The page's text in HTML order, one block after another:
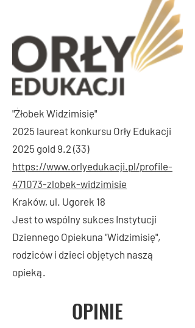
"Żłobek Widzimisię"
2025 laureat konkursu Orły Edukacji
2025 gold 9.2 (33)
https://www.orlyedukacji.pl/profile-
471073-zlobek-widzimisie
Kraków, ul. Ugorek 18
Jest to wspólny sukces Instytucji
Dziennego Opiekuna "Widzimisię",
rodziców i dzieci objętych naszą
opieką.
OPINIE